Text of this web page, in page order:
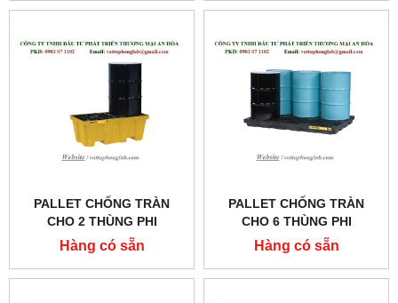
PALLET CHỐNG TRÀN
CHO 2 THÙNG PHI
MODEL:28625 &28624
Hàng có sẵn
PALLET CHỐNG TRÀN
CHO 6 THÙNG PHI
MODEL:28659&28658
Hàng có sẵn